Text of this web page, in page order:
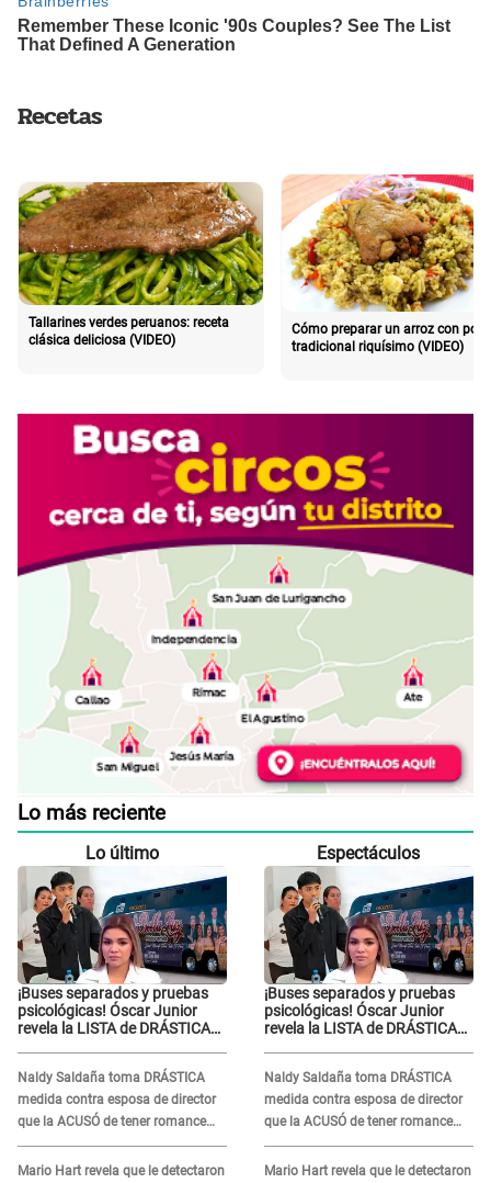
Recetas
Tallarines verdes peruanos: receta
clásica deliciosa (VIDEO)
Cómo preparar un arroz con pollo
tradicional riquísimo (VIDEO)
Lo más reciente
Lo último
¡Buses separados y pruebas
psicológicas! Óscar Junior
revela la LISTA de DRÁSTICAS
Naldy Saldaña
Naldy Saldaña toma DRÁSTICA
medida contra esposa de director
que la ACUSÓ de tener romance
con él: "Muy triste..."
Mario Hart revela que le detectaron
Espectáculos
¡Buses separados y pruebas
psicológicas! Óscar Junior
revela la LISTA de DRÁSTICAS
Naldy Saldaña
Naldy Saldaña toma DRÁSTICA
medida contra esposa de director
que la ACUSÓ de tener romance
con él: "Muy triste..."
Mario Hart revela que le detectaron